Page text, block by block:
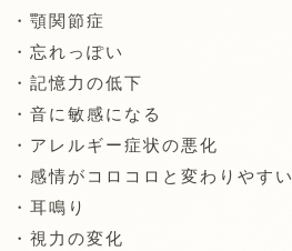
・顎関節症
・忘れっぽい
・記憶力の低下
・音に敏感になる
・アレルギー症状の悪化
・感情がコロコロと変わりやすい
・耳鳴り
・視力の変化